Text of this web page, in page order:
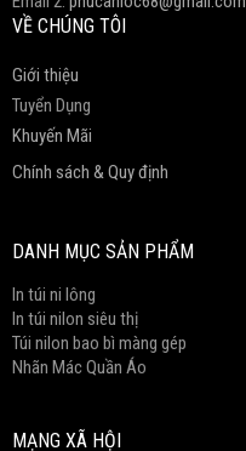
VỀ CHÚNG TÔI
Giới thiệu
Tuyển Dụng
Khuyến Mãi
Chính sách & Quy định
DANH MỤC SẢN PHẨM
In túi ni lông
In túi nilon siêu thị
Túi nilon bao bì màng gép
Nhãn Mác Quần Áo
MẠNG XÃ HỘI